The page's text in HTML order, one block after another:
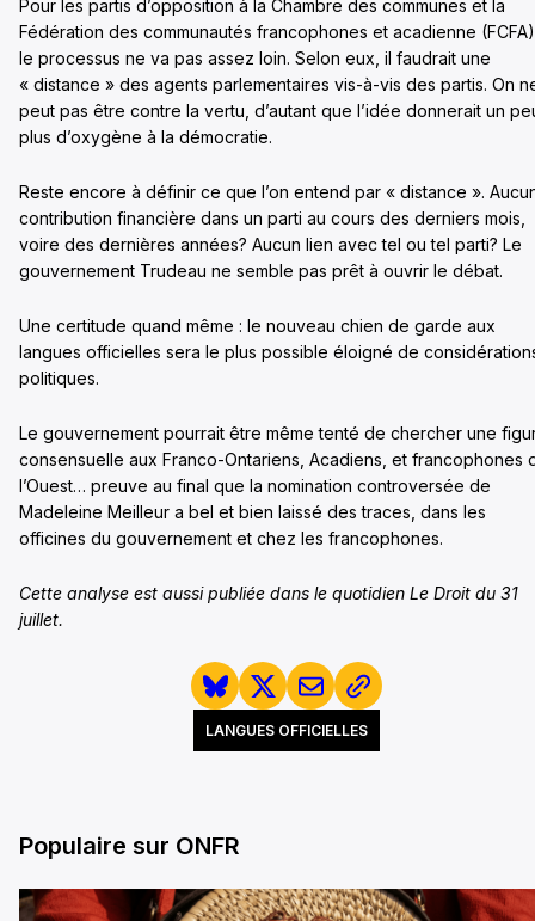
Pour les partis d’opposition à la Chambre des communes et la
Fédération des communautés francophones et acadienne
le processus ne va pas assez loin. Selon eux, il faudrait une
« distance » des agents parlementaires vis-à-vis des partis. On
peut pas être contre la vertu, d’autant que l’idée donnerait un
plus d’oxygène à la démocratie.
Reste encore à définir ce que l’on entend par « distance ».
contribution financière dans un parti au cours des derniers mois,
voire des dernières années? Aucun lien avec tel ou tel parti? Le
gouvernement Trudeau ne semble pas prêt à ouvrir le débat.
Une certitude quand même : le nouveau chien de garde aux
langues officielles sera le plus possible éloigné de
politiques.
Le gouvernement pourrait être même tenté de chercher une
consensuelle aux Franco-Ontariens, Acadiens, et francophones
l’Ouest… preuve au final que la nomination controversée de
Madeleine Meilleur a bel et bien laissé des traces, dans les
officines du gouvernement et chez les francophones.
Cette analyse est aussi publiée dans le quotidien Le Droit du 31
juillet.
LANGUES OFFICIELLES
Populaire sur ONFR